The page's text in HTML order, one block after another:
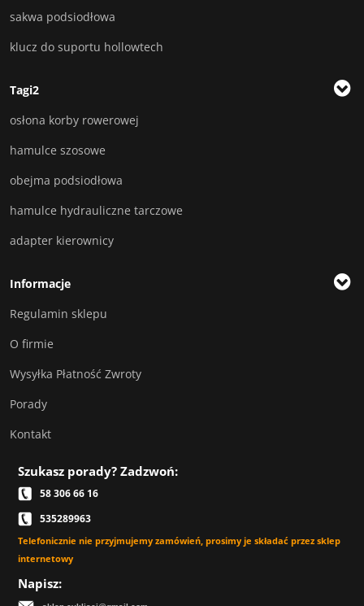
sakwa podsiodłowa
klucz do suportu hollowtech
Tagi2
osłona korby rowerowej
hamulce szosowe
obejma podsiodłowa
hamulce hydrauliczne tarczowe
adapter kierownicy
Informacje
Regulamin sklepu
O firmie
Wysyłka Płatność Zwroty
Porady
Kontakt
Szukasz porady? Zadzwoń:
58 306 66 16
535289963
Telefonicznie nie przyjmujemy zamówień, prosimy je składać przez sklep
internetowy
Napisz: